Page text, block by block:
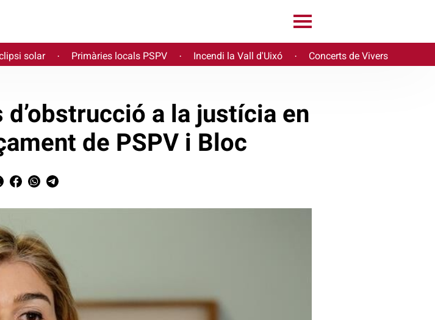
solar · Primàries locals PSPV · Incendi la Vall d'Uixó · Concerts de Vivers
a la justícia en
de PSPV i Bloc